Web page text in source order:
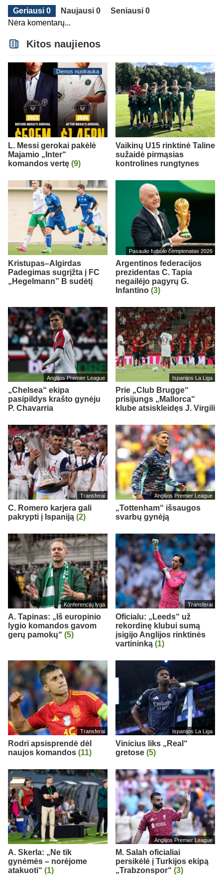
Geriausi 0 Naujausi 0
Seniausi 0
Nėra komentarų...
Kitos naujienos
Dienos nuotrauka
L. Messi gerokai pakėlė
Majamio „Inter“
komandos vertę (9)
Vaikinų U15 rinktinė Taline
sužaidė pirmąsias
kontrolines rungtynes
Kristupas–Algirdas
Padegimas sugrįžta į FC
„Hegelmann” B sudėtį
Pasaulio futbolo čempionatas 2026
Argentinos federacijos
prezidentas C. Tapia
negailėjo pagyrų G.
Infantino (3)
Anglijos Premier League
„Chelsea“ ekipa
pasipildys krašto gynėju
P. Chavarria
Ispanijos La Liga
Prie „Club Brugge“
prisijungs „Mallorca“
klube atsiskleidęs J. Virgili
Transferai
C. Romero karjera gali
pakrypti į Ispaniją (2)
Anglijos Premier League
„Tottenham“ išsaugos
svarbų gynėją
Konferencijų lyga
A. Tapinas: „Iš europinio
lygio komandos gavom
gerų pamokų“ (5)
Transferai
Oficialu: „Leeds“ už
rekordinę klubui sumą
įsigijo Anglijos rinktinės
vartininką (1)
Transferai
Rodri apsisprendė dėl
naujos komandos (11)
Ispanijos La Liga
Vinicius liks „Real“
gretose (5)
A. Skerla: „Ne tik
gynėmės – norėjome
atakuoti“ (1)
Anglijos Premier League
M. Salah oficialiai
persikėlė į Turkijos ekipą
„Trabzonspor“ (3)